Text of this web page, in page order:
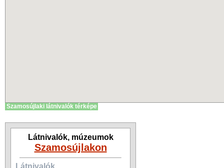
Szamosújlaki látnivalók térképe
Látnivalók, múzeumok
Szamosújlakon
Látnivalók